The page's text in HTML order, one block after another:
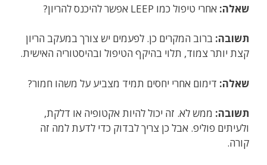
שאלה: אחרי טיפול כמו LEEP אפשר להיכנס להריון?
תשובה: ברוב המקרים כן. לפעמים יש צורך במעקב הריון
קצת יותר צמוד, תלוי בהיקף הטיפול ובהיסטוריה האישית.
שאלה: דימום אחרי יחסים תמיד מצביע על משהו חמור?
תשובה: ממש לא. זה יכול להיות אקטופיה או דלקת,
ולעיתים פוליפ. אבל כן צריך לבדוק כדי לדעת למה זה
קורה.